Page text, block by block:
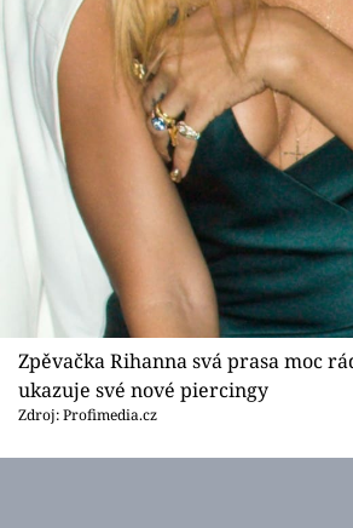
Zpěvačka Rihanna svá prasa moc
ukazuje své nové piercingy
Zdroj: Profimedia.cz